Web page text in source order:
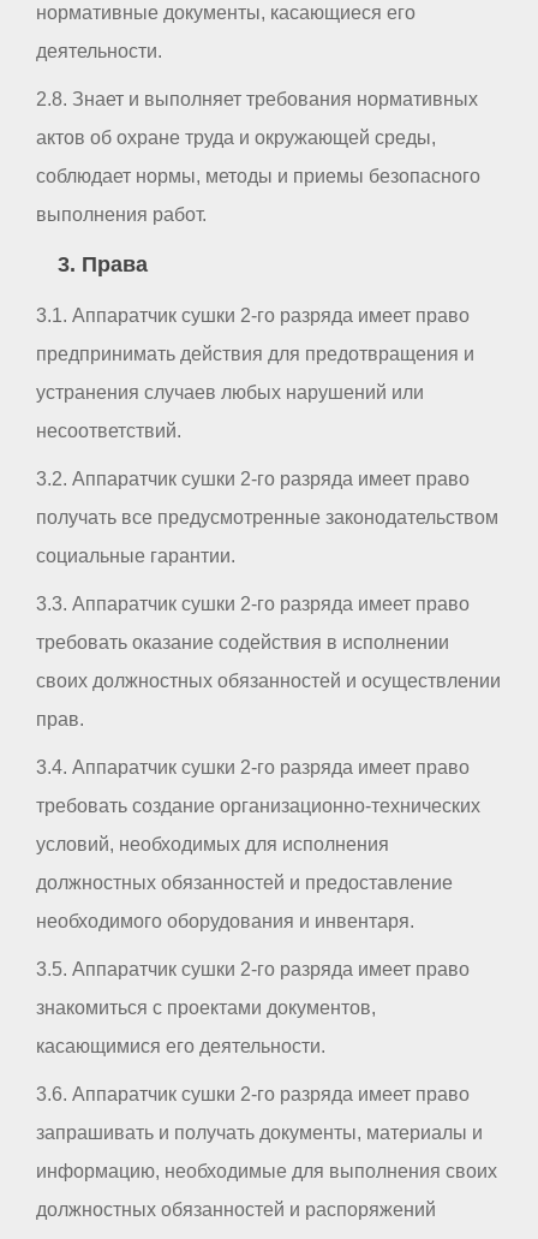
нормативные документы, касающиеся его
деятельности.
2.8. Знает и выполняет требования нормативных
актов об охране труда и окружающей среды,
соблюдает нормы, методы и приемы безопасного
выполнения работ.
3. Права
3.1. Аппаратчик сушки 2-го разряда имеет право
предпринимать действия для предотвращения и
устранения случаев любых нарушений или
несоответствий.
3.2. Аппаратчик сушки 2-го разряда имеет право
получать все предусмотренные законодательством
социальные гарантии.
3.3. Аппаратчик сушки 2-го разряда имеет право
требовать оказание содействия в исполнении
своих должностных обязанностей и осуществлении
прав.
3.4. Аппаратчик сушки 2-го разряда имеет право
требовать создание организационно-технических
условий, необходимых для исполнения
должностных обязанностей и предоставление
необходимого оборудования и инвентаря.
3.5. Аппаратчик сушки 2-го разряда имеет право
знакомиться с проектами документов,
касающимися его деятельности.
3.6. Аппаратчик сушки 2-го разряда имеет право
запрашивать и получать документы, материалы и
информацию, необходимые для выполнения своих
должностных обязанностей и распоряжений